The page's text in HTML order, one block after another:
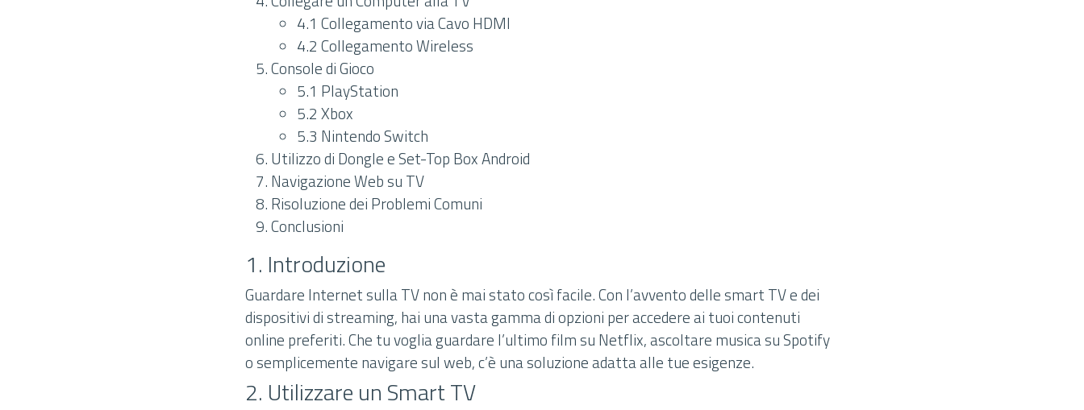
4.1 Collegamento via Cavo HDMI
4.2 Collegamento Wireless
Console di Gioco
5.1 PlayStation
5.2 Xbox
5.3 Nintendo Switch
Utilizzo di Dongle e Set-Top Box Android
Navigazione Web su TV
Risoluzione dei Problemi Comuni
Conclusioni
1. Introduzione
Guardare Internet sulla TV non è mai stato così facile. Con l’avvento delle smart TV e dei
dispositivi di streaming, hai una vasta gamma di opzioni per accedere ai tuoi contenuti
online preferiti. Che tu voglia guardare l’ultimo film su Netflix, ascoltare musica su Spotify
o semplicemente navigare sul web, c’è una soluzione adatta alle tue esigenze.
2. Utilizzare un Smart TV